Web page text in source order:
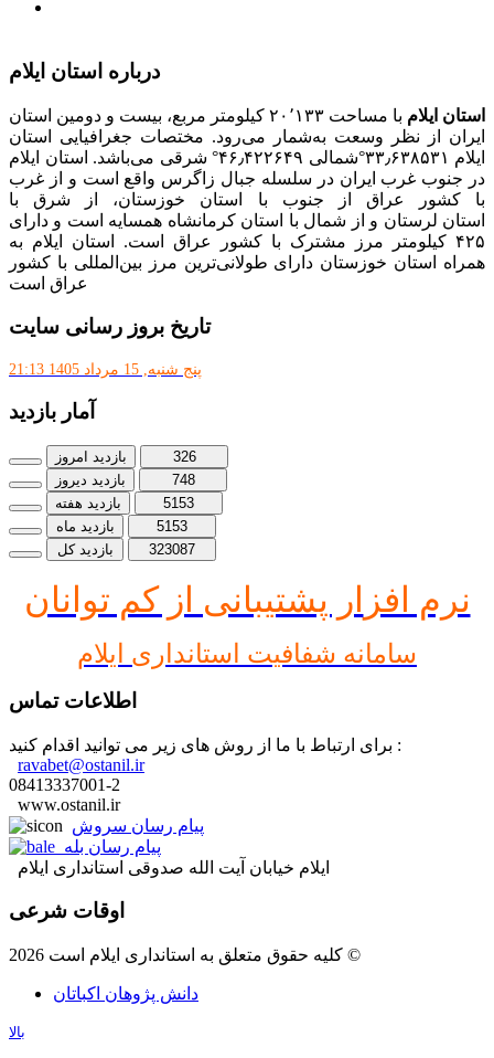
درباره استان ایلام
استان ایلام
با مساحت ۲۰٬۱۳۳ کیلومتر مربع، بیست و دومین استان
ایران از نظر وسعت به‌شمار می‌رود. مختصات جغرافیایی استان
ایلام ۳۳٫۶۳۸۵۳۱°شمالی ۴۶٫۴۲۲۶۴۹° شرقی می‌باشد. استان ایلام
در جنوب غرب ایران در سلسله جبال زاگرس واقع است و از غرب
با کشور عراق از جنوب با استان خوزستان، از شرق با
استان لرستان و از شمال با استان کرمانشاه همسایه است و دارای
۴۲۵ کیلومتر مرز مشترک با کشور عراق است. استان ایلام به
همراه استان خوزستان دارای طولانی‌ترین مرز بین‌المللی با کشور
عراق است
تاریخ بروز رسانی سایت
پنج شنبه, 15 مرداد 1405 21:13
آمار بازدید
بازدید امروز
326
بازدید دیروز
748
بازدید هفته
5153
بازدید ماه
5153
بازدید کل
323087
نرم افز ار پشتیبانی از کم توانان
سامانه شفافیت استانداری ایلام
اطلاعات تماس
برای ارتباط با ما از روش های زیر می توانید اقدام کنید :
ravabet@ostanil.ir
08413337001-2
www.ostanil.ir
پیام رسان سروش
پیام رسان بله
ایلام خیابان آیت الله صدوقی استانداری ایلام
اوقات شرعی
کلیه حقوق متعلق به استانداری ایلام است 2026 ©
دانش پژوهان اکباتان
بالا